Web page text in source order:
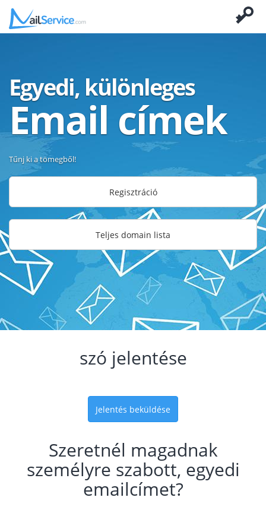
Egyedi, különleges
Email címek
Tűnj ki a tömegből!
Regisztráció
Teljes domain lista
szó jelentése
Jelentés beküldése
Szeretnél magadnak
személyre szabott, egyedi
emailcímet?